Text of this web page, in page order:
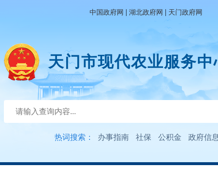
中国政府网 | 湖北政府网 | 天门政府网
天门市现代农业服务中
热词搜索： 办事指南 社保 公积金 政府信